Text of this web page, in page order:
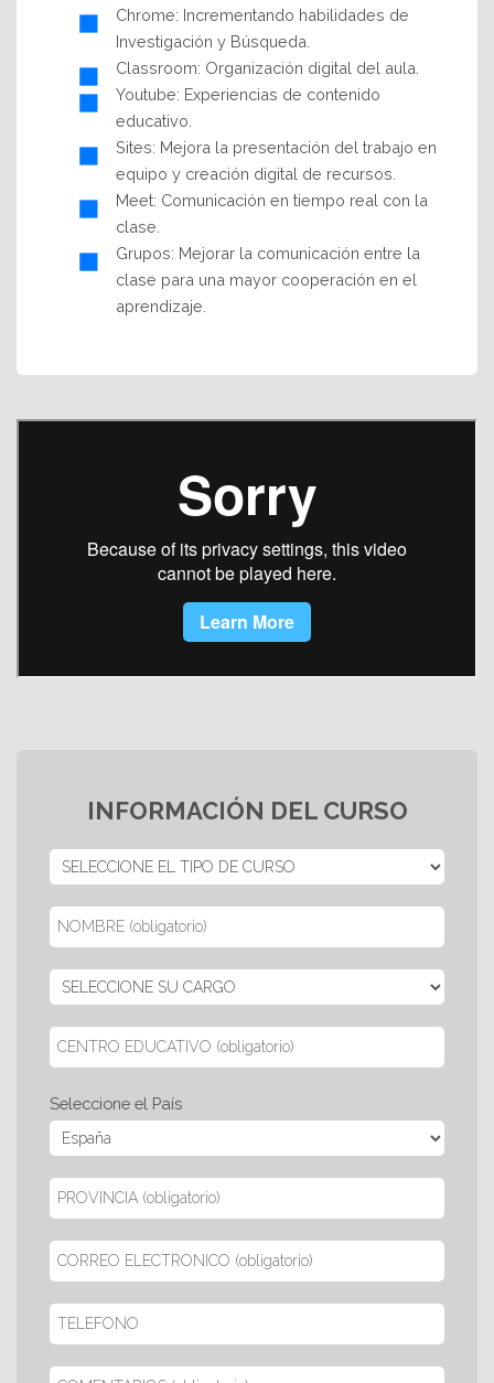
Chrome: Incrementando habilidades de
Investigación y Búsqueda.
Classroom: Organización digital del aula.
Youtube: Experiencias de contenido
educativo.
Sites: Mejora la presentación del trabajo en
equipo y creación digital de recursos.
Meet: Comunicación en tiempo real con la
clase.
Grupos: Mejorar la comunicación entre la
clase para una mayor cooperación en el
aprendizaje.
INFORMACIÓN DEL CURSO
Seleccione el País